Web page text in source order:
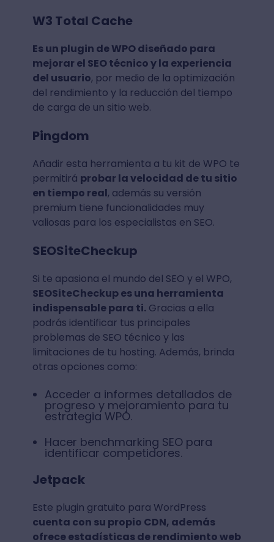
W3 Total Cache
Es un plugin de WPO diseñado para
mejorar el SEO técnico y la experiencia
del usuario, por medio de la optimización
del rendimiento y la reducción del tiempo
de carga de un sitio web.
Pingdom
Añadir esta herramienta a tu kit de WPO te
permitirá probar la velocidad de tu sitio
en tiempo real, además su versión
premium tiene funcionalidades muy
valiosas para los especialistas en SEO.
SEOSiteCheckup
Si te apasiona el mundo del SEO y el WPO,
SEOSiteCheckup es una herramienta
indispensable para ti.Gracias a ella
podrás identificar tus principales
problemas de SEO técnico y las
limitaciones de tu hosting. Además, brinda
otras opciones como:
Acceder a informes detallados de
progreso y mejoramiento para tu
estrategia WPO.
Hacer benchmarking SEO para
identificar competidores.
Jetpack
Este plugin gratuito para WordPress
cuenta con su propio CDN, además
ofrece estadísticas de rendimiento web